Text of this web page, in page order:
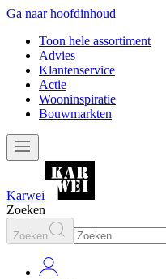
Ga naar hoofdinhoud
Toon hele assortiment
Advies
Klantenservice
Actie
Wooninspiratie
Bouwmarkten
Karwei
Zoeken
Zoeken